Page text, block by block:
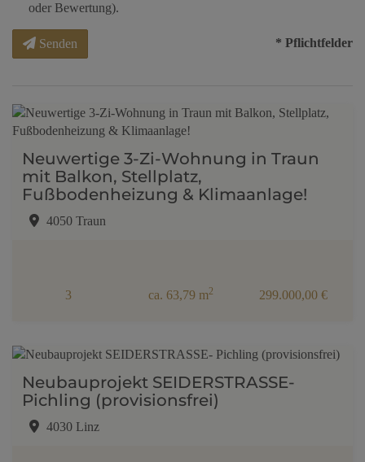
oder Bewertung).
Senden * Pflichtfelder
Neuwertige 3-Zi-Wohnung in Traun
mit Balkon, Stellplatz,
Fußbodenheizung & Klimaanlage!
4050 Traun
3 ca. 63,79 m2 299.000,00 €
Neubauprojekt SEIDERSTRASSE-
Pichling (provisionsfrei)
4030 Linz